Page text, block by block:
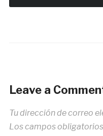
Leave a
Tu dirección de correo
Los campos